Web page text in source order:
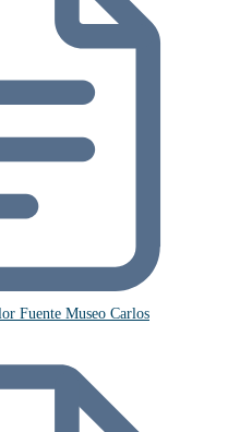
Fuente Museo Carlos